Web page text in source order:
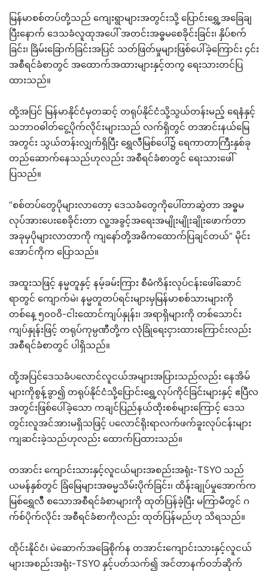
မြန်မာစစ်တပ်တို့သည် ကျေးရွာများအတွင်းသို့ ပြောင်းရွှေ့အခြေချ
ပြီးနောက် ဒေသခံလူထုအပေါ် အတင်းအဓ္ဓမစေခိုင်းခြင်း၊ နှိပ်စက်
ခြင်း၊ ခြိမ်းခြောက်ခြင်းအပြင် သတ်ဖြတ်မှုများဖြစ်ပေါ်ခဲ့ကြောင်း ၄င်း
အစီရင်ခံစာတွင် အထောက်အထားများနှင့်တကွ ရေးသားတင်ပြ
ထားသည်။
ထို့အပြင် မြန်မာနိုင်ငံမှတဆင့် တရုပ်နိုင်ငံသို့သွယ်တန်းမည့် ရေနံနှင့်
သဘာဝဓါတ်ငွေ့ပိုက်လိုင်းများသည် လက်ရှိတွင် တအာင်းနယ်မြေ
အတွင်း သွယ်တန်းလျှက်ရှိပြီး ရွှေလီမြစ်ပေါ်၌ ရေကာတာကြီးနှစ်ခု
တည်ဆောက်နေသည်ဟုလည်း အစီရင်ခံစာတွင် ရေးသားဖေါ်
ပြသည်။
“စစ်တပ်တွေပိုများလာတော့ ဒေသခံတွေကိုပေါ်တာဆွဲတာ အဓ္ဓမ
လုပ်အားပေးစေခိုင်းတာ လူ့အခွင့်အရေးအမျိုးမျိုးချိုးဖောက်တာ
အခုမှပိုများလာတာကို ကျနော်တို့အဓိကထောက်ပြချင်တယ်” မိုင်း
အောင်ကိုက ပြောသည်။
အထူးသဖြင့် နမ္မတူနှင့် နမ့်ခမ်းကြား စီမံကိန်းလုပ်ငန်းဖေါ်ဆောင်
ရာတွင် ကျောက်မဲ၊ နမ္မတူတပ်ရင်းများမှမြန်မာစစ်သားများကို
တစ်နေ့ ၅၀၀၀ိ-ငါးထောင်ကျပ်နှုန်း၊ အရာရှိများကို တစ်သောင်း
ကျပ်နှုန်းဖြင့် တရုပ်ကုမ္ပဏီတို့က လုံခြုံရေးငှားထားကြောင်းလည်း
အစီရင်ခံစာတွင် ပါရှိသည်။
ထို့အပြင်ဒေသခံပလောင်လူငယ်အများအပြားသည်လည်း နေအိမ်
များကိုစွန့်ခွာ၍ တရုပ်နိုင်ငံသို့ပြောင်းရွှေ့လုပ်ကိုင်ခြင်းများနှင့် ဧပြီလ
အတွင်းဖြစ်ပေါ်ခဲ့သော ကချင်ပြည်နယ်ထိုးစစ်များကြောင့် ဒေသ
တွင်းလူအင်အားမရှိသဖြင့် ပလောင်ရိုးရာလက်ဖက်ခူးလုပ်ငန်းများ
ကျဆင်းခဲ့သည်ဟုလည်း ထောက်ပြထားသည်။
တအာင်း ကျောင်းသားနှင့်လူငယ်များအစည်းအရုံး-TSYO သည်
ယမန်နှစ်တွင် ခြံမြေများအဓမ္မသိမ်းပိုက်ခြင်း၊ ထိန်းချုပ်မှုအောက်က
မြစ်ရွှေလီီ စသောအစီရင်ခံစာများကို ထုတ်ပြန်ခဲ့ပြီး မကြာမီတွင် ဂ
က်စ်ပိုက်လိုင်း အစီရင်ခံစာကိုလည်း ထုတ်ပြန်မည်ဟု သိရသည်။
ထိုင်းနိုင်ငံ၊ မဲဆောက်အခြေစိုက်န တအာင်းကျောင်းသားနှင့်လူငယ်
များအစည်းအရုံး-TSYO နှင့်ပတ်သက်၍ အင်တာနက်ဝဘ်ဆိုက်